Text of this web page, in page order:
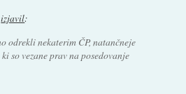
izjavil:
odrekli nekaterim ČP, natančneje
so vezane prav na posedovanje